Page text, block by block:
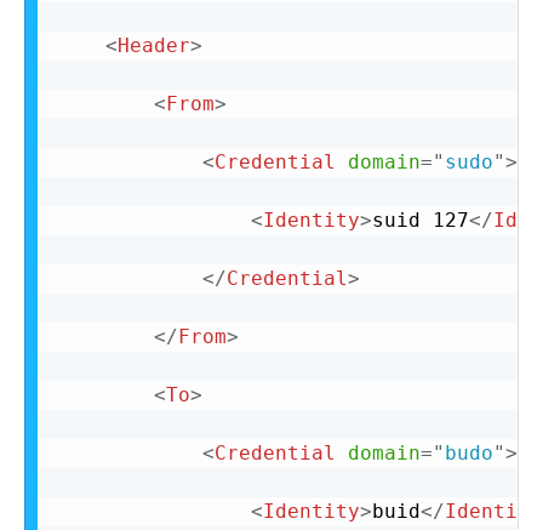
<Header>
<From>
<Credential domain=" sudo">
<Identity>suid 127</
</Credential>
</From>
<To>
<Credential domain=" budo">
<Identity>buid</Identity